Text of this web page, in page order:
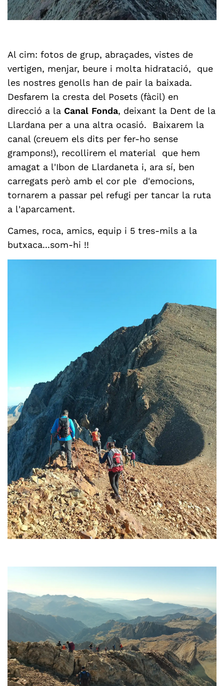
Al cim: fotos de grup, abraçades, vistes de
vertigen, menjar, beure i molta hidratació, que
les nostres genolls han de pair la baixada.
Desfarem la cresta del Posets (fàcil) en
direcció a la Canal Fonda, deixant la Dent de la
Llardana per a una altra ocasió. Baixarem la
canal (creuem els dits per fer-ho sense
grampons!), recollirem el material que hem
amagat a l'Ibon de Llardaneta i, ara sí, ben
carregats però amb el cor ple d'emocions,
tornarem a passar pel refugi per tancar la ruta
a l'aparcament.
Cames, roca, amics, equip i 5 tres-mils a la
butxaca...som-hi !!